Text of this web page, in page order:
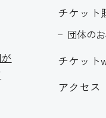
チケット
団体の
チケット
アクセス